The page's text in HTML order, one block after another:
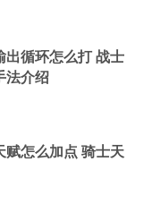
出循环怎么打 战士
法介绍
赋怎么加点 骑士天